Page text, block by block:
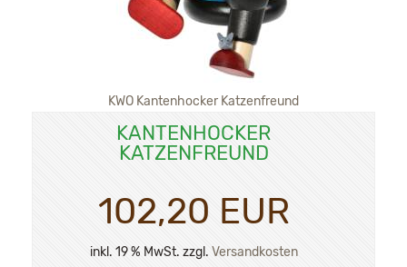
KWO Kantenhocker Katzenfreund
KANTENHOCKER
KATZENFREUND
102,20 EUR
inkl. 19 % MwSt. zzgl. Versandkosten